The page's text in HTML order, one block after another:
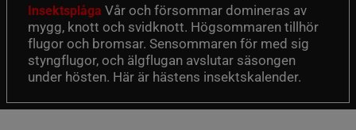
Insektsplåga Vår och försommar domineras av
mygg, knott och svidknott. Högsommaren tillhör
flugor och bromsar. Sensommaren för med sig
styngflugor, och älgflugan avslutar säsongen
under hösten. Här är hästens insektskalender.